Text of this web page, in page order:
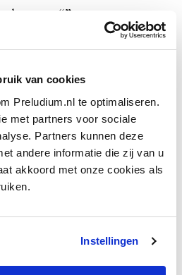
van cookies
Preludium.nl te optimaliseren.
met partners voor sociale
Partners kunnen deze
andere informatie die zij van u
akkoord met onze cookies als
Instellingen
voor “”.